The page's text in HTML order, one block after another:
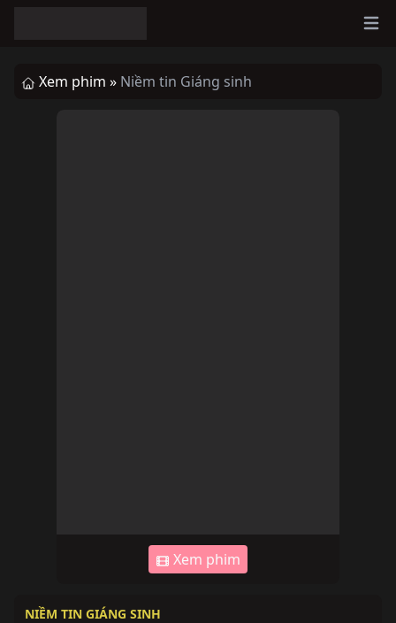
Xem phim » Niềm tin Giáng sinh
Xem phim
NIỀM TIN GIÁNG SINH